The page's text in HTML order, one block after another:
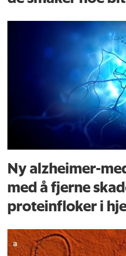
Ny alzheimer-
med å fjerne
proteinfloker i